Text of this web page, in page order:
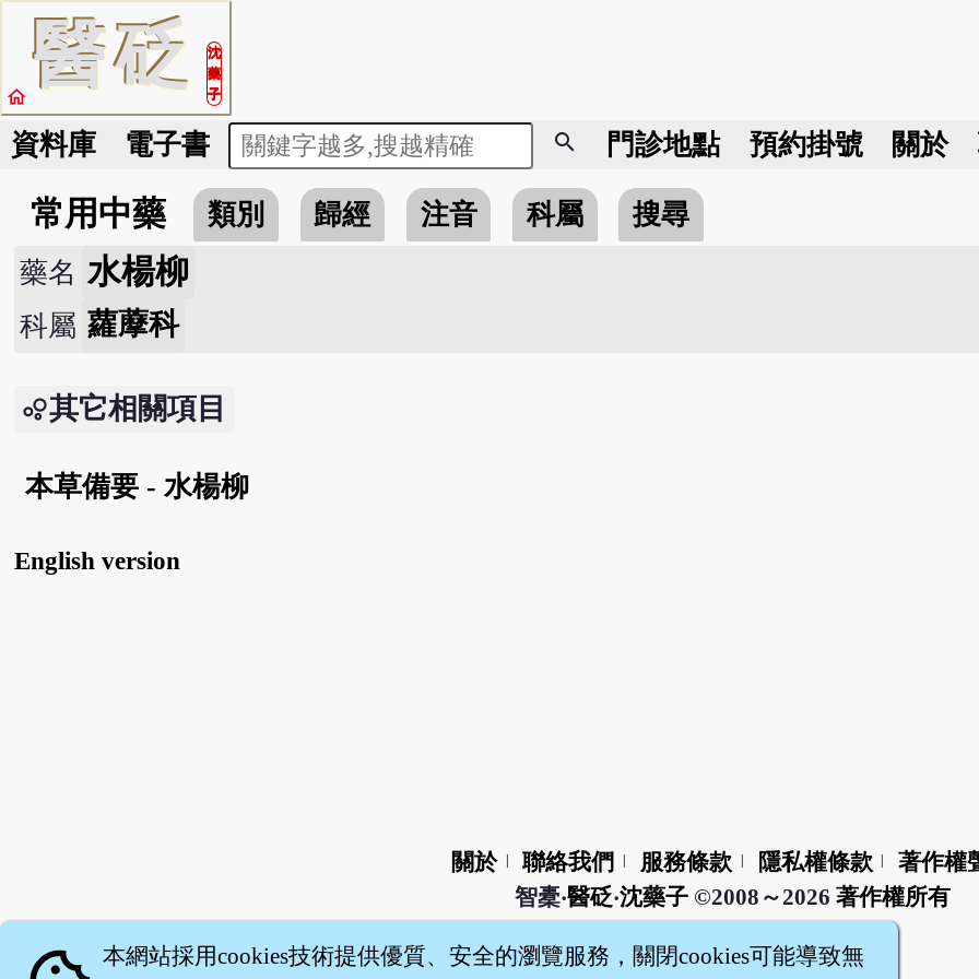
醫砭
沈
藥
子
home
資料庫 電子書 search 門診地點 預約掛號 關於
常用中藥 類別 歸經 注音 科屬
搜尋
藥名 水楊柳
科屬 蘿藦科
其它相關項目
本草備要 - 水楊柳
English version
關於 聯絡我們 服務條款 隱私權條款
著作權
智橐‧醫砭‧沈藥子©2008～2026 著作權所有
本網站採用cookies技術提供優質、安全的瀏覽服務，關閉cookies可能導致無